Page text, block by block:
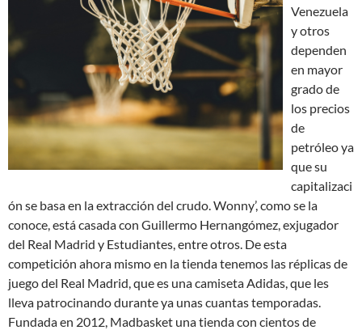
Venezuela
y otros
dependen
en mayor
grado de
los precios
de
petróleo ya
que su
capitalizaci
ón se basa en la extracción del crudo. Wonny’, como se la
conoce, está casada con Guillermo Hernangómez, exjugador
del Real Madrid y Estudiantes, entre otros. De esta
competición ahora mismo en la tienda tenemos las réplicas de
juego del Real Madrid, que es una camiseta Adidas, que les
lleva patrocinando durante ya unas cuantas temporadas.
Fundada en 2012, Madbasket una tienda con cientos de